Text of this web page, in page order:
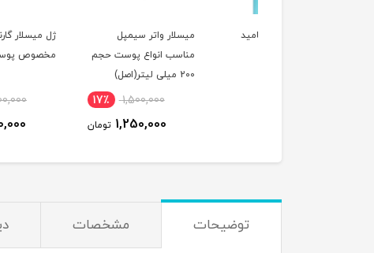
میسلار واتر سیمپل
مناسب انواع پوست حجم
17٪
تومان
ژل میسلار گارنیر صورتی
مخصوص پوست حساس
25٪
تومان
توضیحات مشخصات